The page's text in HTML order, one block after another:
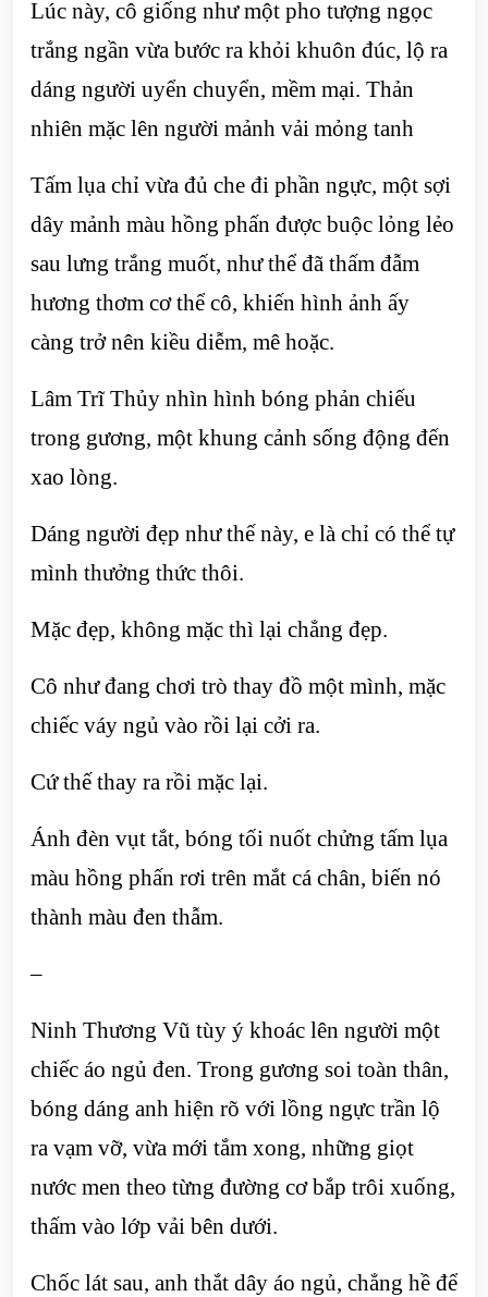
Lúc này, cô giống như một pho tượng ngọc
trắng ngần vừa bước ra khỏi khuôn đúc, lộ ra
dáng người uyển chuyển, mềm mại. Thản
nhiên mặc lên người mảnh vải mỏng tanh
Tấm lụa chỉ vừa đủ che đi phần ngực, một sợi
dây mảnh màu hồng phấn được buộc lỏng lẻo
sau lưng trắng muốt, như thể đã thấm đẫm
hương thơm cơ thể cô, khiến hình ảnh ấy
càng trở nên kiều diễm, mê hoặc.
Lâm Trĩ Thủy nhìn hình bóng phản chiếu
trong gương, một khung cảnh sống động đến
xao lòng.
Dáng người đẹp như thế này, e là chỉ có thể tự
mình thưởng thức thôi.
Mặc đẹp, không mặc thì lại chẳng đẹp.
Cô như đang chơi trò thay đồ một mình, mặc
chiếc váy ngủ vào rồi lại cởi ra.
Cứ thế thay ra rồi mặc lại.
Ánh đèn vụt tắt, bóng tối nuốt chửng tấm lụa
màu hồng phấn rơi trên mắt cá chân, biến nó
thành màu đen thẫm.
–
Ninh Thương Vũ tùy ý khoác lên người một
chiếc áo ngủ đen. Trong gương soi toàn thân,
bóng dáng anh hiện rõ với lồng ngực trần lộ
ra vạm vỡ, vừa mới tắm xong, những giọt
nước men theo từng đường cơ bắp trôi xuống,
thấm vào lớp vải bên dưới.
Chốc lát sau, anh thắt dây áo ngủ, chẳng hề để